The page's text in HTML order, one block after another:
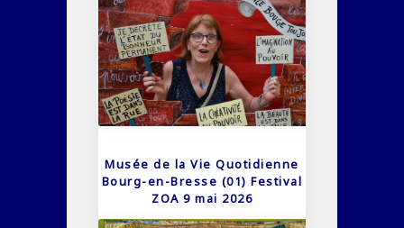
Musée de la Vie Quotidienne
Bourg-en-Bresse (01) Festival
ZOA 9 mai 2026